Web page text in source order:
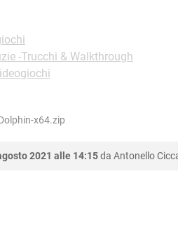
-Trucchi & Walkthrough
x64.zip
2021 alle 14:15da Antonello